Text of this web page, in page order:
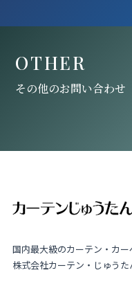
OTHER
その他のお問い合わせ
国内最大級のカーテン・カ
株式会社カーテン・じゅうた